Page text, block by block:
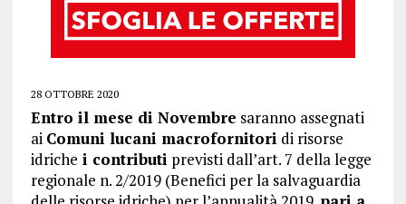
28 OTTOBRE 2020
Entro il mese di Novembre saranno assegnati
ai Comuni lucani macrofornitori di risorse
idriche i contributi previsti dall’art. 7 della legge
regionale n. 2/2019 (Benefici per la salvaguardia